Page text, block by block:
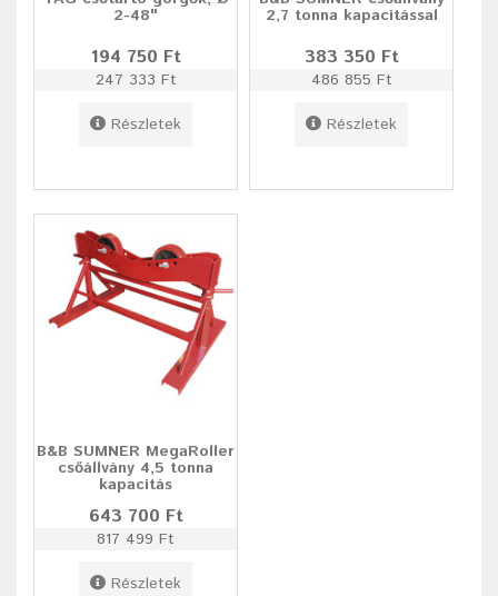
2-48"
194 750 Ft
247 333 Ft
Részletek
2,7 tonna kapacitással
383 350 Ft
486 855 Ft
Részletek
B&B SUMNER MegaRoller
csőállvány 4,5 tonna
kapacitás
643 700 Ft
817 499 Ft
Részletek